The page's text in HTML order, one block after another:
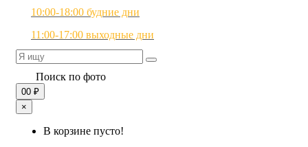
10:00-18:00 будние дни
11:00-17:00 выходные дни
Поиск по фото
00 ₽
×
В корзине пусто!